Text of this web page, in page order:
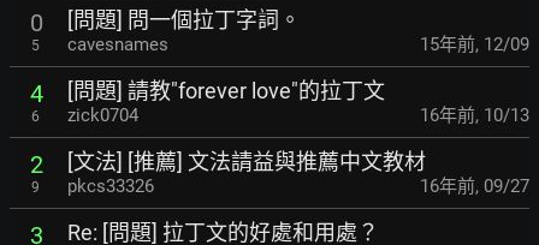
0
5
[問題] 問一個拉丁字詞。
cavesnames 15年前, 12/09
4
6
[問題] 請教"forever love"的拉丁文
zick0704 16年前, 10/13
2
9
[文法] [推薦] 文法請益與推薦中文教材
pkcs33326 16年前, 09/27
3 Re: [問題] 拉丁文的好處和用處？